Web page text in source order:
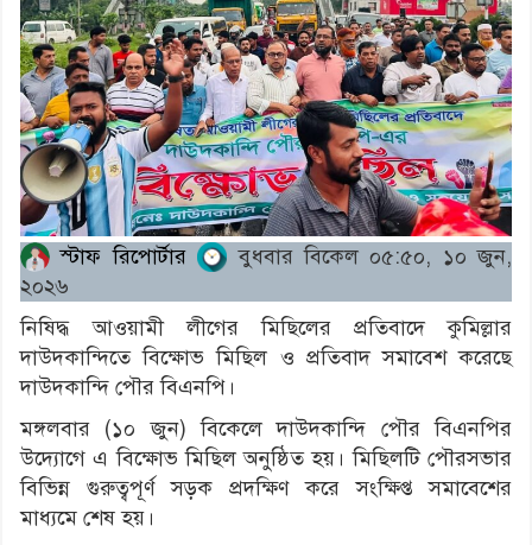
স্টাফ রিপোর্টার
বুধবার বিকেল ০৫:৫০, ১০ জুন,
২০২৬
নিষিদ্ধ আওয়ামী লীগের মিছিলের প্রতিবাদে কুমিল্লার
দাউদকান্দিতে বিক্ষোভ মিছিল ও প্রতিবাদ সমাবেশ করেছে
দাউদকান্দি পৌর বিএনপি।
মঙ্গলবার (১০ জুন) বিকেলে দাউদকান্দি পৌর বিএনপির
উদ্যোগে এ বিক্ষোভ মিছিল অনুষ্ঠিত হয়। মিছিলটি পৌরসভার
বিভিন্ন গুরুত্বপূর্ণ সড়ক প্রদক্ষিণ করে সংক্ষিপ্ত সমাবেশের
মাধ্যমে শেষ হয়।